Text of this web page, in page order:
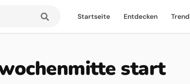
Startseite Entdecken
start